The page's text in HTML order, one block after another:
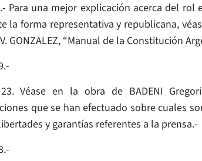
Para una mejor explicación acerca del
la forma representativa y republicana,
GONZALEZ, “Manual de la Constitución
Véase en la obra de BADENI
que se han efectuado sobre cuales
y garantías referentes a la prensa.-